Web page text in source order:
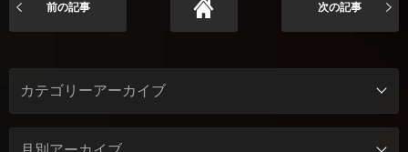
前の記事 次の記事